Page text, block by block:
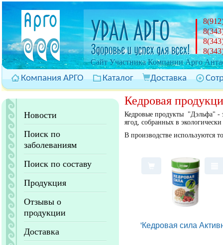
Cайт Участника Компании Арго
Компания АРГО Каталог Доставка
Новости
Поиск по
заболеваниям
Поиск по составу
Продукция
Отзывы о
продукции
Доставка
Кедровая
Кедровые продукты "Дэльфа" -
ягод, собранных в
В производстве используются
'Кедровая сила